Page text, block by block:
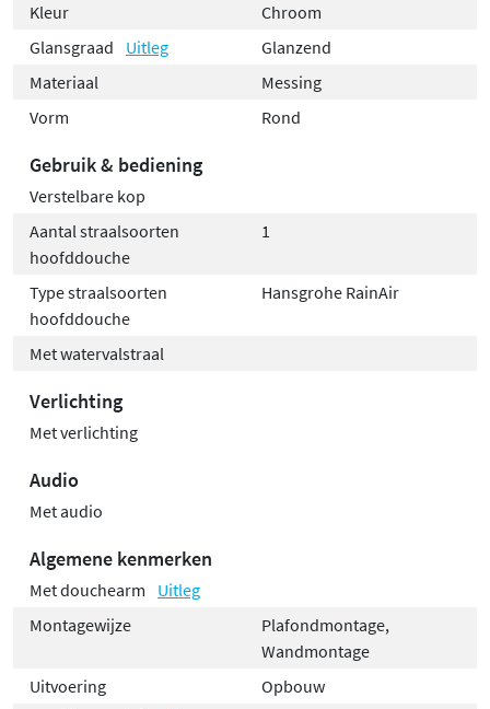
Kleur
Chroom
Glansgraad
Uitleg
Glanzend
Materiaal
Messing
Vorm
Rond
Gebruik & bediening
Verstelbare kop
Aantal straalsoorten
hoofddouche
1
Type straalsoorten
hoofddouche
Hansgrohe RainAir
Met watervalstraal
Verlichting
Met verlichting
Audio
Met audio
Algemene kenmerken
Met douchearm
Uitleg
Montagewijze
Plafondmontage,
Wandmontage
Uitvoering
Opbouw